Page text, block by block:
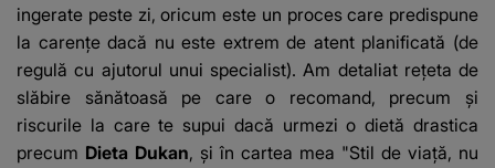
ingerate peste zi, oricum este un proces care predispune
la carenţe dacă nu este extrem de atent planificată (de
regulă cu ajutorul unui specialist). Am detaliat reţeta de
slăbire sănătoasă pe care o recomand, precum şi
riscurile la care te supui dacă urmezi o dietă drastica
precum Dieta Dukan, şi în cartea mea "Stil de viaţă, nu